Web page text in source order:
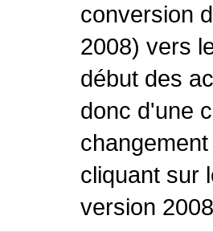
conversion
2008) vers
début des
donc d'une
cliquant sur
version